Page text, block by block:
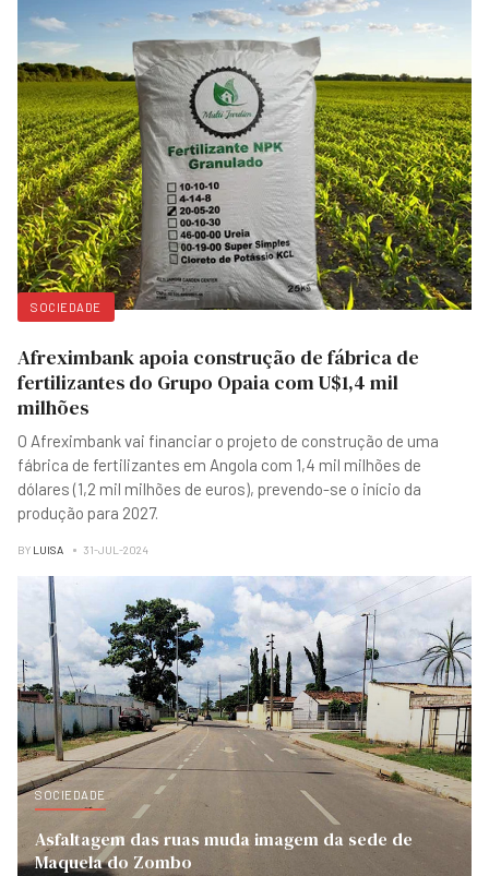
SOCIEDADE
Afreximbank apoia construção de fábrica de
fertilizantes do Grupo Opaia com U$1,4 mil
milhões
O Afreximbank vai financiar o projeto de construção de uma
fábrica de fertilizantes em Angola com 1,4 mil milhões de
dólares (1,2 mil milhões de euros), prevendo-se o início da
produção para 2027.
BY LUISA 31-JUL-2024
SOCIEDADE
Asfaltagem das ruas muda imagem da sede de
Maquela do Zombo